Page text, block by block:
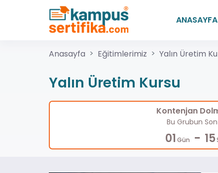
ANASAYFA
Anasayfa Eğitimlerimiz Yalın Üretim
Yalın Üretim Kursu
Kontenjan
Bu Grubun
01 Gün - 15